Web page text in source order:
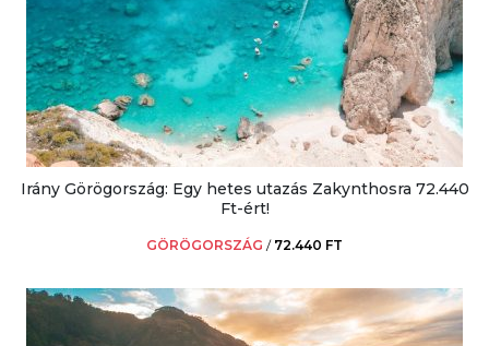
Irány Görögország: Egy hetes utazás Zakynthosra 72.440
Ft-ért!
GÖRÖGORSZÁG / 72.440 FT